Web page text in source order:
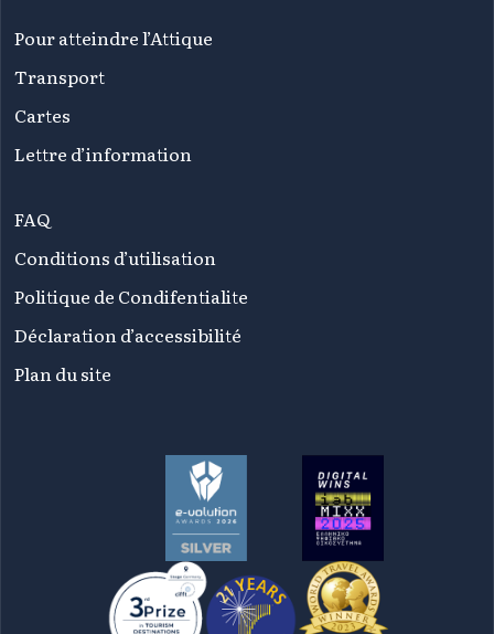
Pour atteindre l’Attique
Transport
Cartes
Lettre d’information
FAQ
Conditions d’utilisation
Politique de Condifentialite
Déclaration d’accessibilité
Plan du site